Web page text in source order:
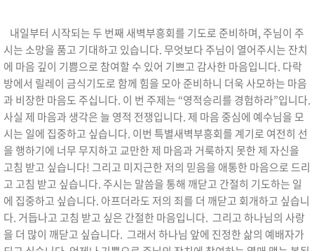
내일부터 시작되는 두 번째 새벽부흥회를 기도로 준비하며, 주님이 주
시는 소망을 품고 기대하고 있습니다.무엇보다 주님이 열어주시는 잔치
에 마음 깊이 기쁨으로 참여할 수 있어 기쁘고 감사한 마음입니다. 다락
방에서 릴레이 금식기도로 함께 힘을 모아 준비하니 더욱 사모하는 마음
과 비장한 마음도 주십니다. 이 번 주제는 “영적승리를 경험하라”입니다.
사실 제 마음과 생각은 늘 영적 전쟁입니다. 제 마음 중심에 예수님을 모
시는 일에 집중하고 싶습니다. 이번 특별새벽부흥회를 계기로 여전히 선
을 행하기에 너무 무지하고 교만한 제 마음과 거룩하지 못한 제 자신을
고침 받고 싶습니다! 그리고 미지근한 저의 믿음을 애통한 마음으로 드리
고 고침 받고 싶습니다. 주시는 말씀을 통해 깨닫고 간절히 기도하는 일
에 집중하고 싶습니다. 아프더라도 저의 죄를 더 깨닫고 회개하고 싶습니
다. 거듭나고 고침 받고 싶은 간절한 마음입니다. 그리고 하나님의 사랑
을 더 많이 깨닫고 싶습니다. 그래서 하나님 앞에 진정한 삶의 예배자가